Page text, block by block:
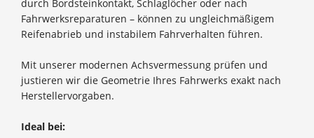
durch Bordsteinkontakt, Schlaglöcher oder nach
Fahrwerksreparaturen – können zu ungleichmäßigem
Reifenabrieb und instabilem Fahrverhalten führen.
Mit unserer modernen Achsvermessung prüfen und
justieren wir die Geometrie Ihres Fahrwerks exakt nach
Herstellervorgaben.
Ideal bei: